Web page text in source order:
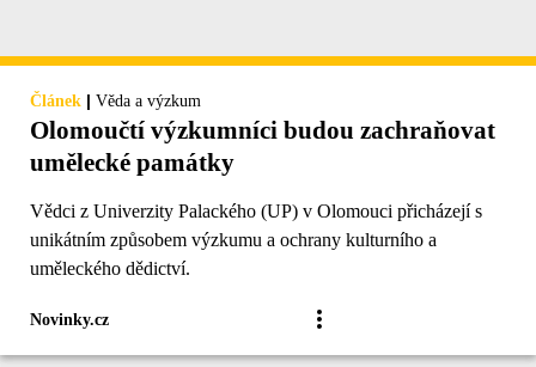
Článek | Věda a výzkum
Olomoučtí výzkumníci budou zachraňovat
umělecké památky
Vědci z Univerzity Palackého (UP) v Olomouci přicházejí s
unikátním způsobem výzkumu a ochrany kulturního a
uměleckého dědictví.
Novinky.cz